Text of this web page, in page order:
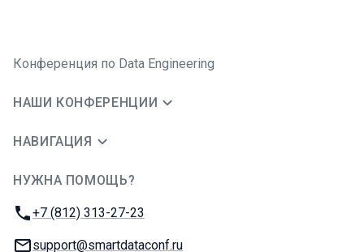
Конференция по Data Engineering
НАШИ КОНФЕРЕНЦИИ
НАВИГАЦИЯ
НУЖНА ПОМОЩЬ?
Телефон:
+7 (812) 313-27-23
E-mail:
support@smartdataconf.ru